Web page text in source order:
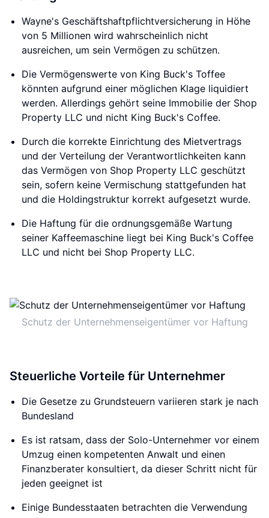
Wayne's Geschäftshaftpflichtversicherung in Höhe
von 5 Millionen wird wahrscheinlich nicht
ausreichen, um sein Vermögen zu schützen.
Die Vermögenswerte von King Buck's Toffee
könnten aufgrund einer möglichen Klage liquidiert
werden. Allerdings gehört seine Immobilie der Shop
Property LLC und nicht King Buck's Coffee.
Durch die korrekte Einrichtung des Mietvertrags
und der Verteilung der Verantwortlichkeiten kann
das Vermögen von Shop Property LLC geschützt
sein, sofern keine Vermischung stattgefunden hat
und die Holdingstruktur korrekt aufgesetzt wurde.
Die Haftung für die ordnungsgemäße Wartung
seiner Kaffeemaschine liegt bei King Buck's Coffee
LLC und nicht bei Shop Property LLC.
Schutz der Unternehmenseigentümer vor Haftung
Steuerliche Vorteile für Unternehmer
Die Gesetze zu Grundsteuern variieren stark je nach
Bundesland
Es ist ratsam, dass der Solo-Unternehmer vor einem
Umzug einen kompetenten Anwalt und einen
Finanzberater konsultiert, da dieser Schritt nicht für
jeden geeignet ist
Einige Bundesstaaten betrachten die Verwendung